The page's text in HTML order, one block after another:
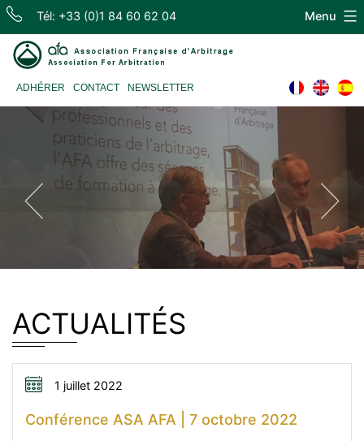
Skip
content
Tél: +33 (0)1 84 60 62 04
d'Arbitrage
ADHÉRER CONTACT NEWSLETTER
Menu
ACTUALITÉS
1 juillet 2022
Conférence ASA AFA | 7 octobre 2022